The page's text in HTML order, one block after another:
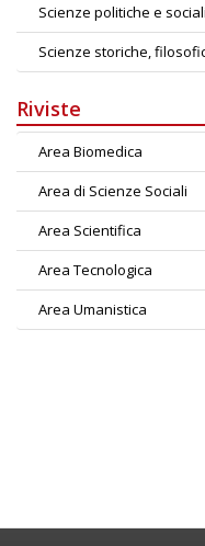
Scienze politiche e sociali
Scienze storiche,
Riviste
Area Biomedica
Area di Scienze Sociali
Area Scientifica
Area Tecnologica
Area Umanistica